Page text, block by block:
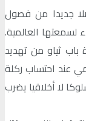
جديدا من فصول
لسمعتها العالمية.
باب ثياو من تهديد
عند احتساب ركلة
لا أخلاقيا يضرب